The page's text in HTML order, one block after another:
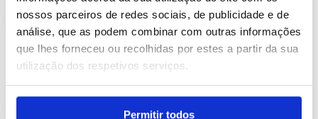
nossos parceiros de redes sociais, de publicidade e de
análise, que as podem combinar com outras informações
que lhes forneceu ou recolhidas por estes a partir da sua
utilização dos respetivos serviços.
Permitir todos
Comprar
Findo